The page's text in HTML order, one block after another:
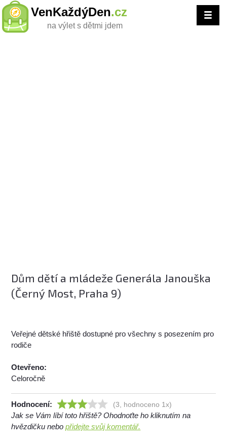
VenKaždýDen.cz
na výlet s dětmi jdem
Dům dětí a mládeže Generála Janouška
(Černý Most, Praha 9)
Veřejné dětské hřiště dostupné pro všechny s posezením pro
rodiče
Otevřeno:
Celoročně
Hodnocení: (3, hodnoceno 1x)
Jak se Vám líbí toto hřiště? Ohodnoťte ho kliknutím na
hvězdičku nebopřidejte svůj komentář.